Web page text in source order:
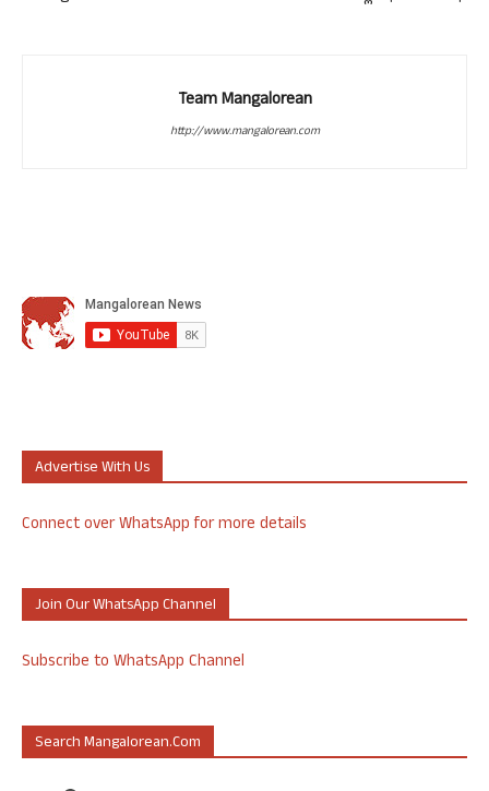
Team Mangalorean
http://www.mangalorean.com
Advertise With Us
Connect over WhatsApp for more details
Join Our WhatsApp Channel
Subscribe to WhatsApp Channel
Search Mangalorean.com